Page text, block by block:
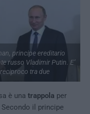
principe ereditario
russo Vladimir Putin. E’
tra due
è una trappola per
il principe